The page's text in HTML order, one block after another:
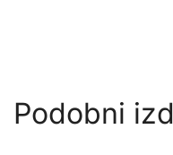
Podobni